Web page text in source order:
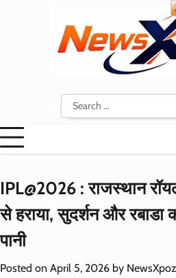
Search
for:
IPL@2026 : राजस्थान
से हराया, सुदर्शन और रबाडा
पानी
Posted on April 5, 2026 by NewsXpoz